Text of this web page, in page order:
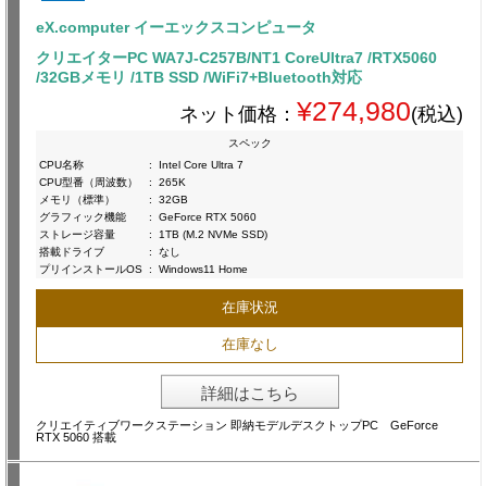
eX.computer イーエックスコンピュータ
クリエイターPC WA7J-C257B/NT1 CoreUltra7 /RTX5060
/32GBメモリ /1TB SSD /WiFi7+Bluetooth対応
ネット価格： ¥274,980(税込)
スペック
CPU名称
:
Intel Core Ultra 7
CPU型番（周波数）
:
265K
メモリ（標準）
:
32GB
グラフィック機能
:
GeForce RTX 5060
ストレージ容量
:
1TB (M.2 NVMe SSD)
搭載ドライブ
:
なし
プリインストールOS : Windows11 Home
在庫状況
在庫なし
詳細はこちら
クリエイティブワークステーション 即納モデルデスクトップPC GeForce
RTX 5060 搭載